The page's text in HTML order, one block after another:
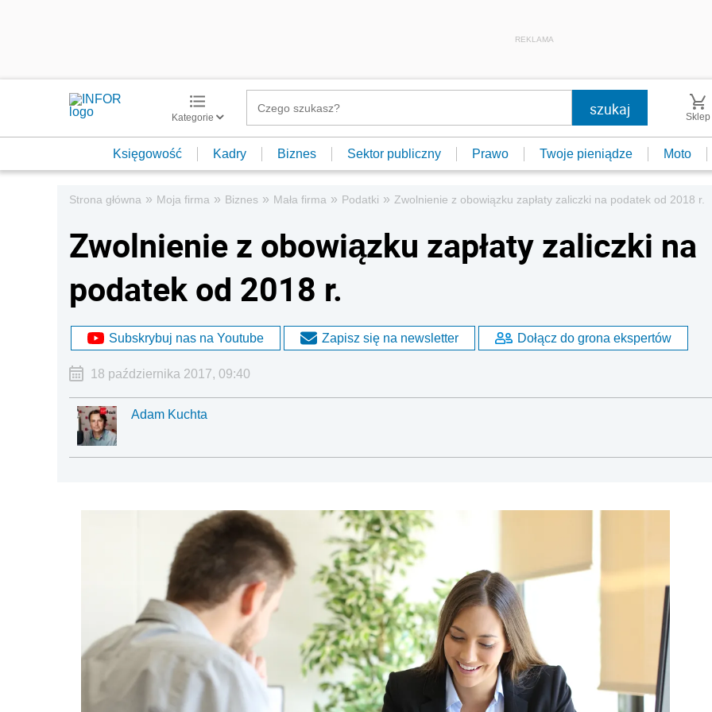
REKLAMA
Kategorie Sklep
Księgowość Kadry Biznes Sektor publiczny Prawo Twoje pieniądze Moto
Strona główna » Moja firma » Biznes » Mała firma » Podatki » Zwolnienie z obowiązku zapłaty zaliczki na podatek od 2018 r.
Zwolnienie z obowiązku zapłaty zaliczki na
podatek od 2018 r.
Subskrybuj nas na Youtube Zapisz się na newsletter Dołącz do grona ekspertów
18 października 2017, 09:40
Adam Kuchta